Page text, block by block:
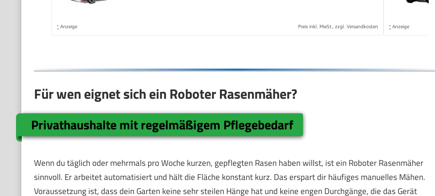
* Anzeige Preis inkl. MwSt., zzgl. Versandkosten * Anzeige
Für wen eignet sich ein Roboter Rasenmäher?
Privathaushalte mit regelmäßigem Pflegebedarf
Wenn du täglich oder mehrmals pro Woche kurzen, gepflegten Rasen haben willst, ist ein Roboter Rasenmäher
sinnvoll. Er arbeitet automatisiert und hält die Fläche konstant kurz. Das erspart dir häufiges manuelles Mähen.
Voraussetzung ist, dass dein Garten keine sehr steilen Hänge hat und keine engen Durchgänge, die das Gerät